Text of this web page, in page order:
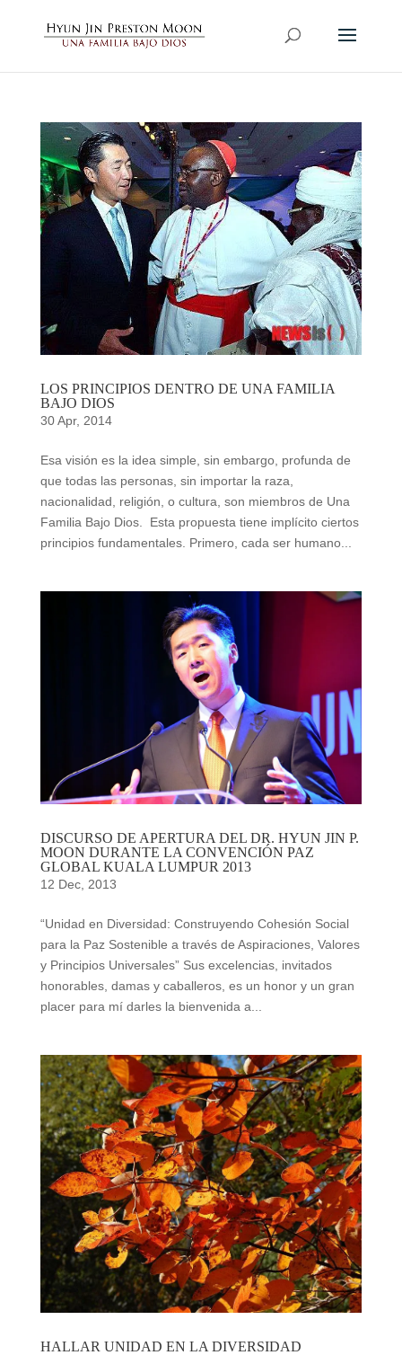
LOS PRINCIPIOS DENTRO DE UNA FAMILIA
BAJO DIOS
30 Apr, 2014
Esa visión es la idea simple, sin embargo, profunda de
que todas las personas, sin importar la raza,
nacionalidad, religión, o cultura, son miembros de Una
Familia Bajo Dios. Esta propuesta tiene implícito ciertos
principios fundamentales. Primero, cada ser humano...
DISCURSO DE APERTURA DEL DR. HYUN JIN P.
MOON DURANTE LA CONVENCIÓN PAZ
GLOBAL KUALA LUMPUR 2013
12 Dec, 2013
“Unidad en Diversidad: Construyendo Cohesión Social
para la Paz Sostenible a través de Aspiraciones, Valores
y Principios Universales” Sus excelencias, invitados
honorables, damas y caballeros, es un honor y un gran
placer para mí darles la bienvenida a...
HALLAR UNIDAD EN LA DIVERSIDAD